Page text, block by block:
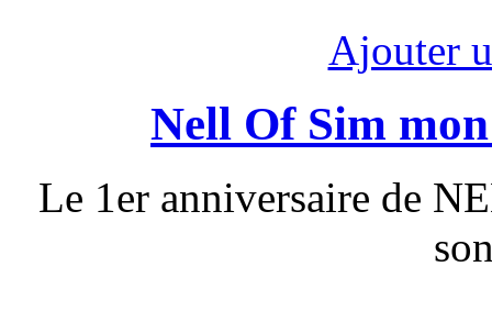
Ajouter
Nell Of Sim
Le 1er anniversaire de